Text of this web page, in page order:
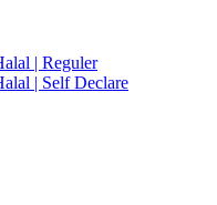
| Reguler
| Self Declare